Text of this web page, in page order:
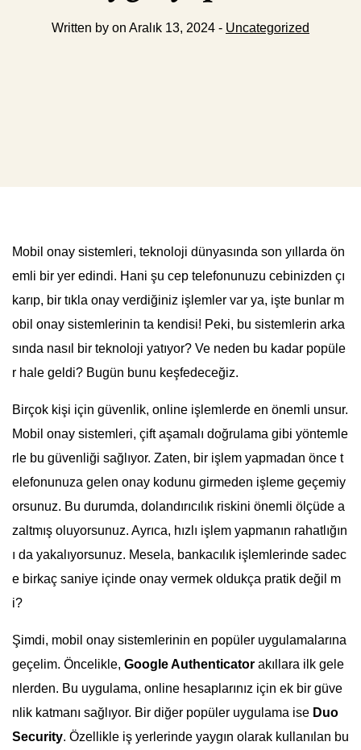
Written by on Aralık 13, 2024 - Uncategorized
Mobil onay sistemleri, teknoloji dünyasında son yıllarda ön
emli bir yer edindi. Hani şu cep telefonunuzu cebinizden çı
karıp, bir tıkla onay verdiğiniz işlemler var ya, işte bunlar m
obil onay sistemlerinin ta kendisi! Peki, bu sistemlerin arka
sında nasıl bir teknoloji yatıyor? Ve neden bu kadar popüle
r hale geldi? Bugün bunu keşfedeceğiz.
Birçok kişi için güvenlik, online işlemlerde en önemli unsur.
Mobil onay sistemleri, çift aşamalı doğrulama gibi yöntemle
rle bu güvenliği sağlıyor. Zaten, bir işlem yapmadan önce t
elefonunuza gelen onay kodunu girmeden işleme geçemiy
orsunuz. Bu durumda, dolandırıcılık riskini önemli ölçüde a
zaltmış oluyorsunuz. Ayrıca, hızlı işlem yapmanın rahatlığın
ı da yakalıyorsunuz. Mesela, bankacılık işlemlerinde sadec
e birkaç saniye içinde onay vermek oldukça pratik değil m
i?
Şimdi, mobil onay sistemlerinin en popüler uygulamalarına
geçelim. Öncelikle, Google Authenticator akıllara ilk gele
nlerden. Bu uygulama, online hesaplarınız için ek bir güve
nlik katmanı sağlıyor. Bir diğer popüler uygulama ise Duo
Security. Özellikle iş yerlerinde yaygın olarak kullanılan bu